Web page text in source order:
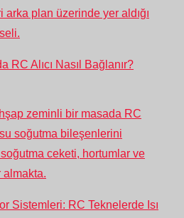
RC Alıcı Nasıl Bağlanır?
Sistemleri: RC Teknelerde Isı